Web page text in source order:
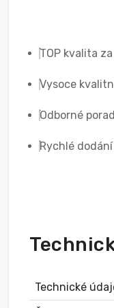
TOP kvalita
Vysoce
Odborné
Rychlé
Technické